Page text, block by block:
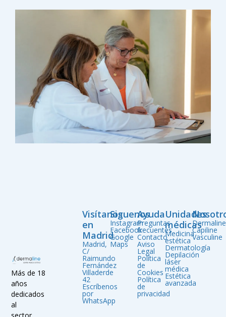
Más de 18
años
dedicados
al
Dermaline
Capiline
Vasculine
Unidades
médicas
Medicina
estética
Dermatología
Depilación
láser
médica
Estética
avanzada
Ayuda
Preguntas
frecuentes
Contacto
Aviso
Legal
Política
de
Cookies
Política
de
privacidad
Siguenos
Instagram
Facebook
Google
Maps
Visítanos
en
Madrid
Madrid,
C/
Raimundo
Fernández
Villaderde
42
Escríbenos
por
WhatsApp